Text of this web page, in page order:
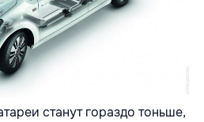
станут гораздо тоньше,